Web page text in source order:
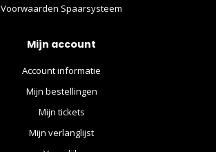
Voorwaarden Spaarsysteem
Mijn account
Account informatie
Mijn bestellingen
Mijn tickets
Mijn verlanglijst